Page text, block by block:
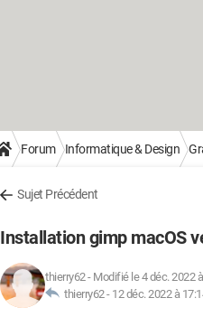
Forum Informatique & Design
Sujet Précédent
Installation gimp macOS
thierry62- Modifié le 4 déc. 2022
thierry62 - 12 déc. 2022 à